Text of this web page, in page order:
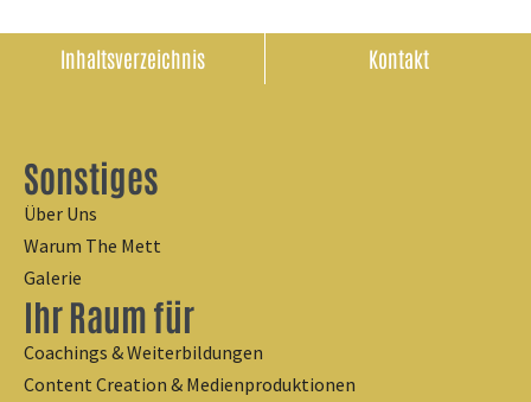
Inhaltsverzeichnis Kontakt
Sonstiges
Über Uns
Warum The Mett
Galerie
Ihr Raum für
Coachings & Weiterbildungen
Content Creation & Medienproduktionen